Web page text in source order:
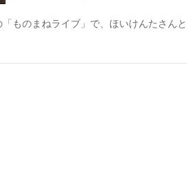
ものまねライブ」で、ほいけんたさんと